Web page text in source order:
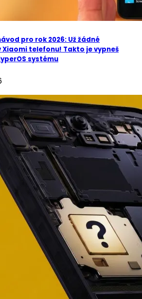
pro rok 2026: Už žádné
Xiaomi telefonu! Takto je vypneš
systému